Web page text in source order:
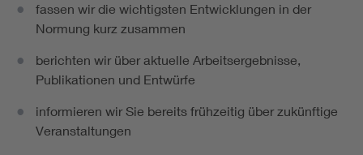
fassen wir die wichtigsten Entwicklungen in der
Normung kurz zusammen
berichten wir über aktuelle Arbeitsergebnisse,
Publikationen und Entwürfe
informieren wir Sie bereits frühzeitig über zukünftige
Veranstaltungen